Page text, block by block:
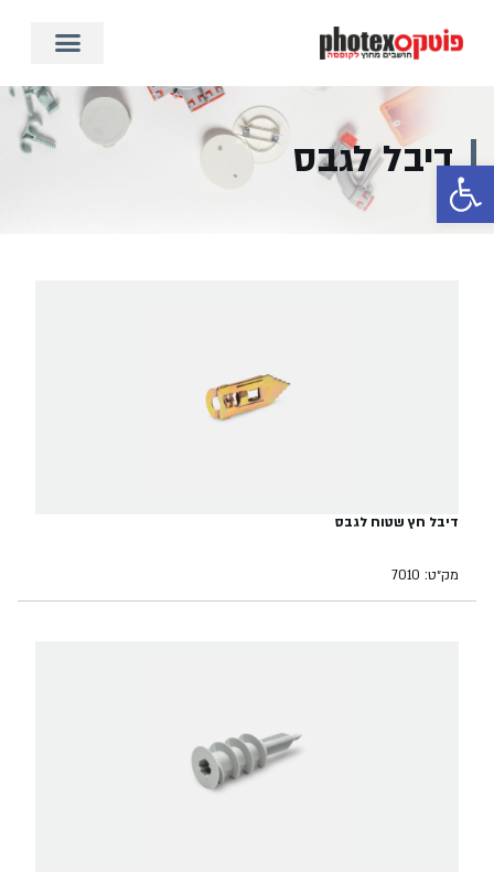
פתח סרגל נגישות
דיבל לגבס
דיבל חץ שטוח לגבס
מק״ט: 7010